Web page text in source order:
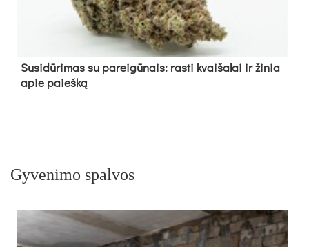
Su­si­dū­ri­mas su pa­rei­gū­nais: ras­ti kvai­ša­lai ir ži­nia
apie paieš­ką
Gyvenimo spalvos